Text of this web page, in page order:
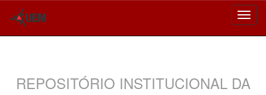
REPOSITÓRIO INSTITUCIONAL DA